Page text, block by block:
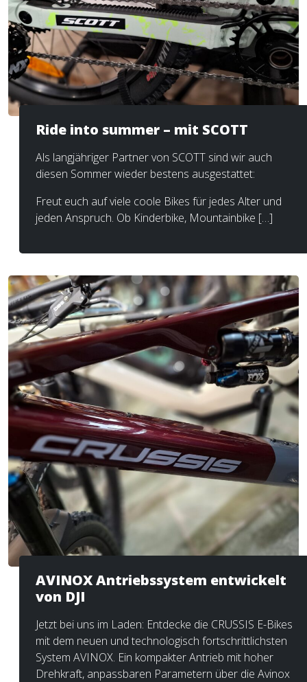
Ride into summer – mit SCOTT
Als langjähriger Partner von SCOTT sind wir auch
diesen Sommer wieder bestens ausgestattet:
Freut euch auf viele coole Bikes für jedes Alter und
jeden Anspruch. Ob Kinderbike, Mountainbike […]
AVINOX Antriebssystem entwickelt
von DJI
Jetzt bei uns im Laden: Entdecke die CRUSSIS E-Bikes
mit dem neuen und technologisch fortschrittlichsten
System AVINOX. Ein kompakter Antrieb mit hoher
Drehkraft, anpassbaren Parametern über die Avinox